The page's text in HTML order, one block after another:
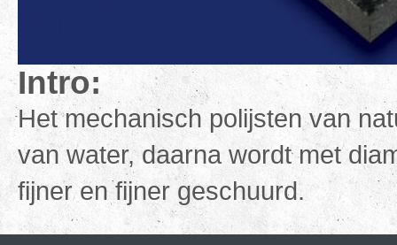
Intro:
Het mechanisch polijsten van
van water, daarna wordt met
fijner en fijner geschuurd.